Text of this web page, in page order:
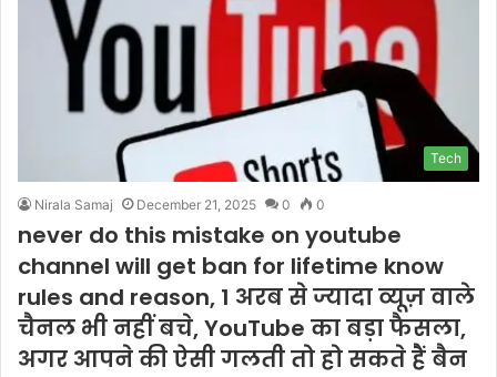
Tech
Nirala Samaj December 21, 2025 0 0
never do this mistake on youtube
channel will get ban for lifetime know
rules and reason, 1 अरब से ज्यादा व्यूज़ वाले
चैनल भी नहीं बचे, YouTube का बड़ा फैसला,
अगर आपने की ऐसी गलती तो हो सकते हैं बैन